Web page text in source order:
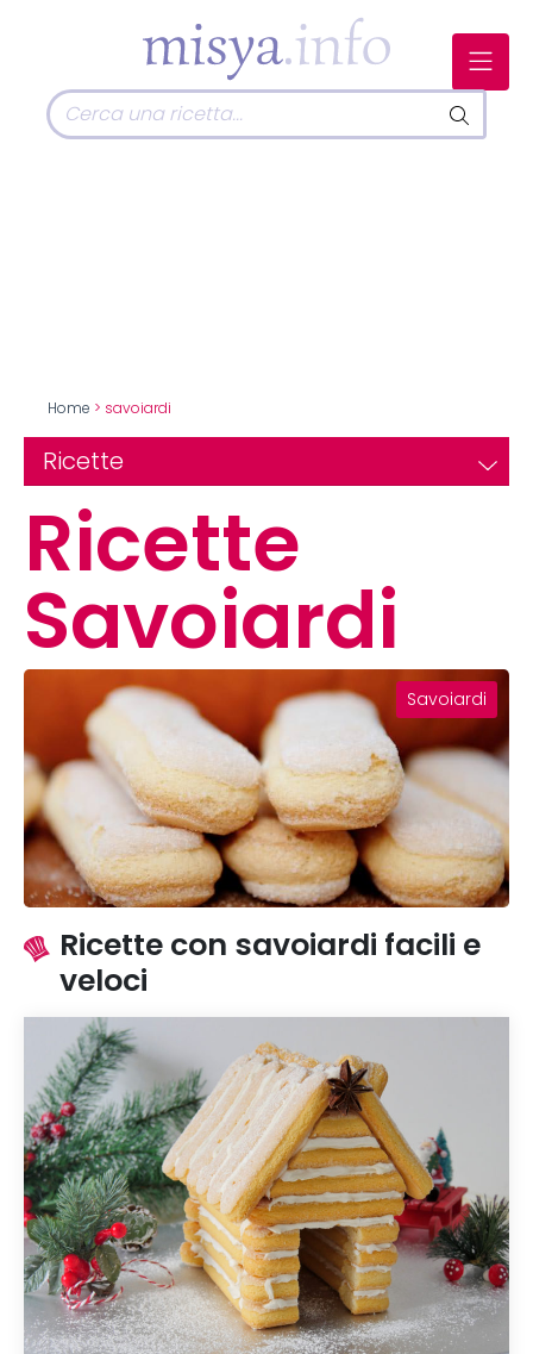
Home > savoiardi
Ricette
Ricette
Savoiardi
Savoiardi
Ricette con savoiardi facili e
veloci